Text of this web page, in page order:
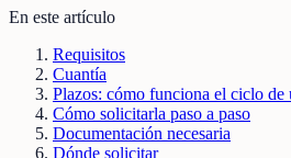
En este artículo
Requisitos
Cuantía
Plazos: cómo funciona el ciclo de
Cómo solicitarla paso a paso
Documentación necesaria
Dónde solicitar